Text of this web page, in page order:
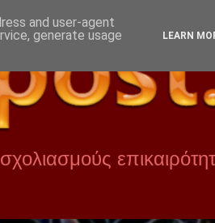
and user-agent
generate usage
LEARN